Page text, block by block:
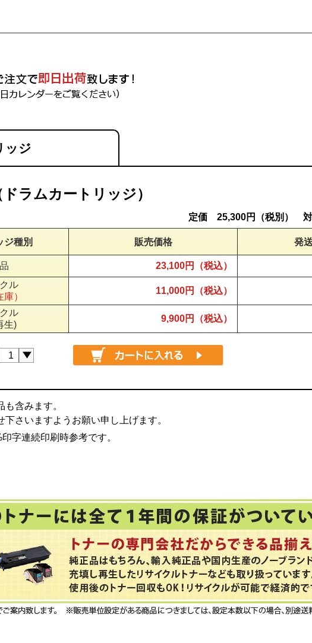
ッジ
ラムカートリッジ）
定価 25,300円（税別）
ジ種別 販売価格 発
23,100円（税込）
ル
庫）
11,000円（税込）
ル
生)
9,900円（税込）
含みます。
さいますようお願い申し上げます。
字連続印刷時参考です。